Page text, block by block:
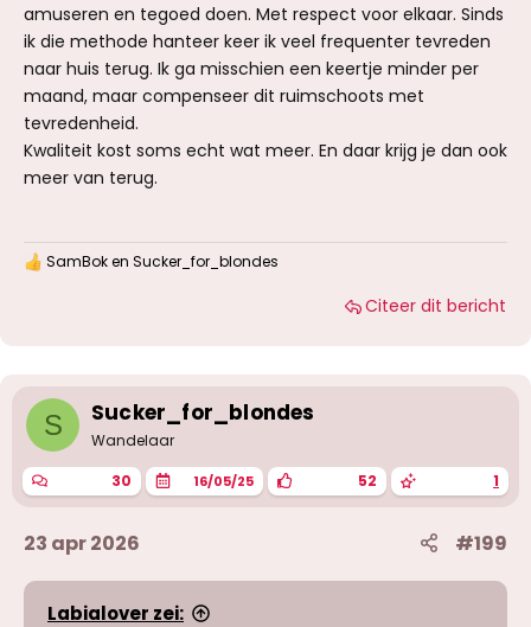
amuseren en tegoed doen. Met respect voor elkaar. Sinds
ik die methode hanteer keer ik veel frequenter tevreden
naar huis terug. Ik ga misschien een keertje minder per
maand, maar compenseer dit ruimschoots met
tevredenheid.
Kwaliteit kost soms echt wat meer. En daar krijg je dan ook
meer van terug.
W
n
g
n
:
SamBoken Sucker_for_blondes
Citeer dit bericht
S Sucker_for_blondes
Wandelaar
30 16/05/25 52 1
23 apr 2026 #199
Labialover zei: